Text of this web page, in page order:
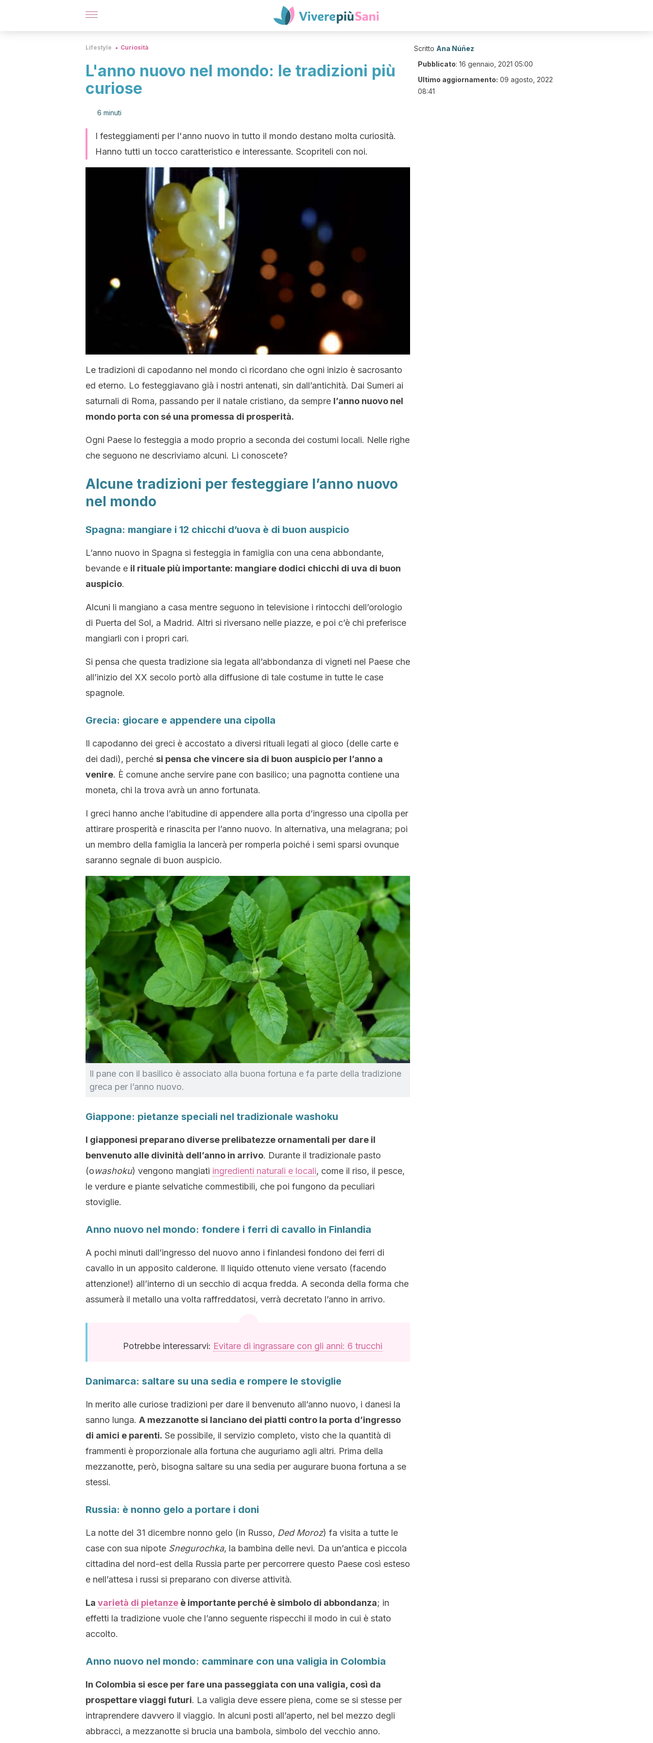
Lifestyle Curiosità
L'anno nuovo nel mondo: le tradizioni più
curiose
6 minuti
I festeggiamenti per l'anno nuovo in tutto il mondo destano molta curiosità.
Hanno tutti un tocco caratteristico e interessante. Scopriteli con noi.
Le tradizioni di capodanno nel mondo ci ricordano che ogni inizio è sacrosanto
ed eterno. Lo festeggiavano già i nostri antenati, sin dall’antichità. Dai Sumeri ai
saturnali di Roma, passando per il natale cristiano, da sempre l’anno nuovo nel
mondo porta con sé una promessa di prosperità.
Ogni Paese lo festeggia a modo proprio a seconda dei costumi locali. Nelle righe
che seguono ne descriviamo alcuni. Li conoscete?
Alcune tradizioni per festeggiare l’anno nuovo
nel mondo
Spagna: mangiare i 12 chicchi d’uova è di buon auspicio
L’anno nuovo in Spagna si festeggia in famiglia con una cena abbondante,
bevande e il rituale più importante: mangiare dodici chicchi di uva di buon
auspicio.
Alcuni li mangiano a casa mentre seguono in televisione i rintocchi dell’orologio
di Puerta del Sol, a Madrid. Altri si riversano nelle piazze, e poi c’è chi preferisce
mangiarli con i propri cari.
Si pensa che questa tradizione sia legata all’abbondanza di vigneti nel Paese che
all’inizio del XX secolo portò alla diffusione di tale costume in tutte le case
spagnole.
Grecia: giocare e appendere una cipolla
Il capodanno dei greci è accostato a diversi rituali legati al gioco (delle carte e
dei dadi), perché si pensa che vincere sia di buon auspicio per l’anno a
venire. È comune anche servire pane con basilico; una pagnotta contiene una
moneta, chi la trova avrà un anno fortunata.
I greci hanno anche l’abitudine di appendere alla porta d’ingresso una cipolla per
attirare prosperità e rinascita per l’anno nuovo. In alternativa, una melagrana; poi
un membro della famiglia la lancerà per romperla poiché i semi sparsi ovunque
saranno segnale di buon auspicio.
Il pane con il basilico è associato alla buona fortuna e fa parte della tradizione
greca per l’anno nuovo.
Giappone: pietanze speciali nel tradizionale washoku
I giapponesi preparano diverse prelibatezze ornamentali per dare il
benvenuto alle divinità dell’anno in arrivo. Durante il tradizionale pasto
(owashoku) vengono mangiati ingredienti naturali e locali, come il riso, il pesce,
le verdure e piante selvatiche commestibili, che poi fungono da peculiari
stoviglie.
Anno nuovo nel mondo: fondere i ferri di cavallo in Finlandia
A pochi minuti dall’ingresso del nuovo anno i finlandesi fondono dei ferri di
cavallo in un apposito calderone. Il liquido ottenuto viene versato (facendo
attenzione!) all’interno di un secchio di acqua fredda. A seconda della forma che
assumerà il metallo una volta raffreddatosi, verrà decretato l’anno in arrivo.
Potrebbe interessarvi: Evitare di ingrassare con gli anni: 6 trucchi
Danimarca: saltare su una sedia e rompere le stoviglie
In merito alle curiose tradizioni per dare il benvenuto all’anno nuovo, i danesi la
sanno lunga. A mezzanotte si lanciano dei piatti contro la porta d’ingresso
di amici e parenti. Se possibile, il servizio completo, visto che la quantità di
frammenti è proporzionale alla fortuna che auguriamo agli altri. Prima della
mezzanotte, però, bisogna saltare su una sedia per augurare buona fortuna a se
stessi.
Russia: è nonno gelo a portare i doni
La notte del 31 dicembre nonno gelo (in Russo, Ded Moroz) fa visita a tutte le
case con sua nipote Snegurochka, la bambina delle nevi. Da un’antica e piccola
cittadina del nord-est della Russia parte per percorrere questo Paese così esteso
e nell’attesa i russi si preparano con diverse attività.
La varietà di pietanze è importante perché è simbolo di abbondanza; in
effetti la tradizione vuole che l’anno seguente rispecchi il modo in cui è stato
accolto.
Anno nuovo nel mondo: camminare con una valigia in Colombia
In Colombia si esce per fare una passeggiata con una valigia, così da
prospettare viaggi futuri. La valigia deve essere piena, come se si stesse per
intraprendere davvero il viaggio. In alcuni posti all’aperto, nel bel mezzo degli
abbracci, a mezzanotte si brucia una bambola, simbolo del vecchio anno.
Scritto Ana Núñez
Pubblicato: 16 gennaio, 2021 05:00
Ultimo aggiornamento: 09 agosto, 2022
08:41